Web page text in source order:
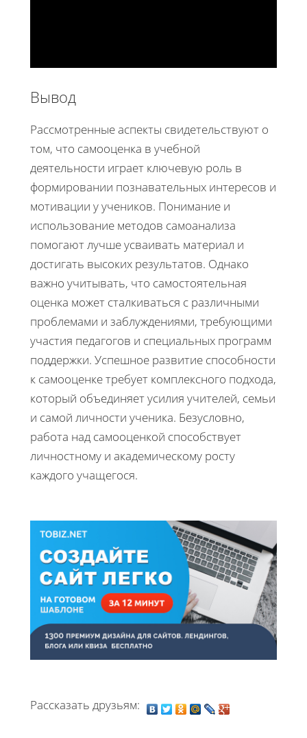
Вывод
Рассмотренные аспекты свидетельствуют о
том, что самооценка в учебной
деятельности играет ключевую роль в
формировании познавательных интересов и
мотивации у учеников. Понимание и
использование методов самоанализа
помогают лучше усваивать материал и
достигать высоких результатов. Однако
важно учитывать, что самостоятельная
оценка может сталкиваться с различными
проблемами и заблуждениями, требующими
участия педагогов и специальных программ
поддержки. Успешное развитие способности
к самооценке требует комплексного подхода,
который объединяет усилия учителей, семьи
и самой личности ученика. Безусловно,
работа над самооценкой способствует
личностному и академическому росту
каждого учащегося.
Рассказать друзьям: